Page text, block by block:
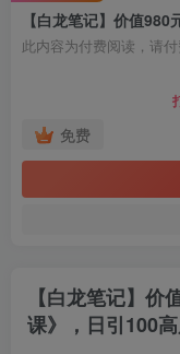
此内容为付费阅读，请
免费
【白龙笔记】
课》，日引100